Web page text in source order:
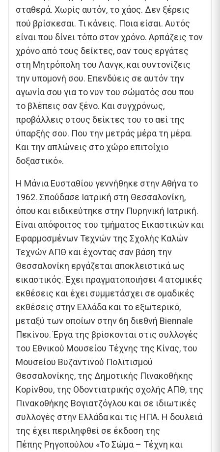
σταθερά. Χωρίς αυτόν, το χάος. Δεν ξέρεις
πού βρίσκεσαι. Τι κάνεις. Ποια είσαι. Αυτός
είναι που δίνει τόπο στον χρόνο. Αρπάζεις τον
χρόνο από τους δείκτες, σαν τους εργάτες
στη Μητρόπολη του Λανγκ, και συντονίζεις
την υπομονή σου. Επενδύεις σε αυτόν την
αγωνία σου για το νυν του σώματός σου που
το βλέπεις σαν ξένο. Και συγχρόνως,
προβάλλεις στους δείκτες του το αεί της
ύπαρξής σου. Που την μετράς μέρα τη μέρα.
Και την απλώνεις στο χώρο επιτοίχιο
δοξαστικό».
Η Μάνια Ευσταθίου γεννήθηκε στην Αθήνα το
1962. Σπούδασε Ιατρική στη Θεσσαλονίκη,
όπου και ειδικεύτηκε στην Πυρηνική Ιατρική.
Είναι απόφοιτος του τμήματος Εικαστικών και
Εφαρμοσμένων Τεχνών της Σχολής Καλών
Τεχνών ΑΠΘ και έχοντας σαν βάση την
Θεσσαλονίκη εργάζεται αποκλειστικά ως
εικαστικός. Έχει πραγματοποιήσει 4 ατομικές
εκθέσεις και έχει συμμετάσχει σε ομαδικές
εκθέσεις στην Ελλάδα και το εξωτερικό,
μεταξύ των οποίων στην 6η διεθνή Biennale
Πεκίνου. Έργα της βρίσκονται στις συλλογές
του Εθνικού Μουσείου Τέχνης της Κίνας, του
Μουσείου Βυζαντινού Πολιτισμού
Θεσσαλονίκης, της Δημοτικής Πινακοθήκης
Κορίνθου, της Οδοντιατρικής σχολής ΑΠΘ, της
Πινακοθήκης Βογιατζόγλου και σε ιδιωτικές
συλλογές στην Ελλάδα και τις ΗΠΑ. Η δουλειά
της έχει περιληφθεί σε έκδοση της
Πέπης Ρηγοπούλου «Το Σώμα – Τέχνη και